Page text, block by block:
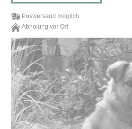
Postversand möglich
Abholung vor Ort